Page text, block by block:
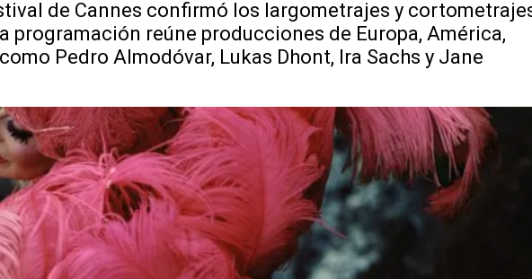
de Cannes confirmó los largometrajes y
programación reúne producciones de Europa, América,
Pedro Almodóvar, Lukas Dhont, Ira Sachs y Jane